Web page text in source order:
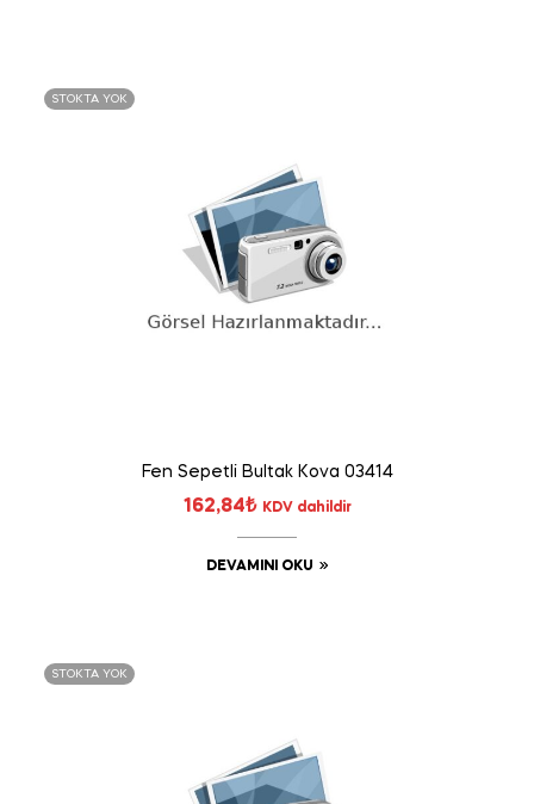
STOKTA YOK
Fen Sepetli Bultak Kova 03414
162,84₺ KDV dahildir
DEVAMINI OKU
STOKTA YOK